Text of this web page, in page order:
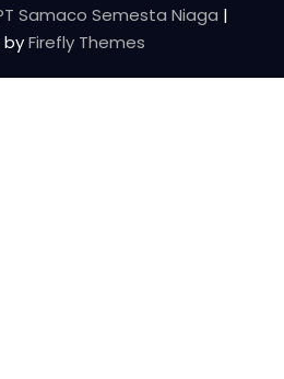
Samaco Semesta Niaga |
byFirefly Themes